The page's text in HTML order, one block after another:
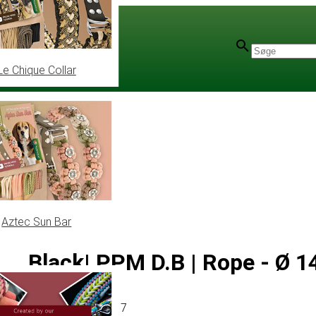
Chique Collar
Aztec Sun Bar
Black| PPM D.B | Rope - Ø
Artikel# MT011117